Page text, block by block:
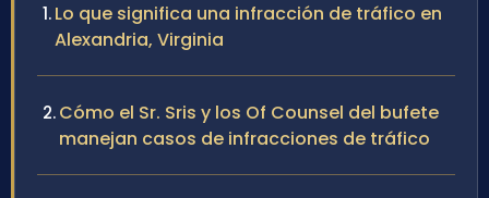
Lo que significa una infracción de tráfico en
Alexandria, Virginia
Cómo el Sr. Sris y los Of Counsel del bufete
manejan casos de infracciones de tráfico